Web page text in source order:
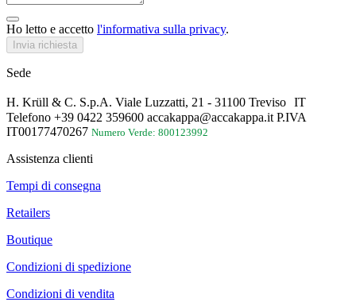
Ho letto e accetto l'informativa sulla privacy.
Invia richiesta
Sede
H. Krüll & C. S.p.A. Viale Luzzatti, 21 - 31100 Treviso IT
Telefono +39 0422 359600 accakappa@accakappa.it P.IVA
IT00177470267 Numero Verde: 800123992
Assistenza clienti
Tempi di consegna
Retailers
Boutique
Condizioni di spedizione
Condizioni di vendita